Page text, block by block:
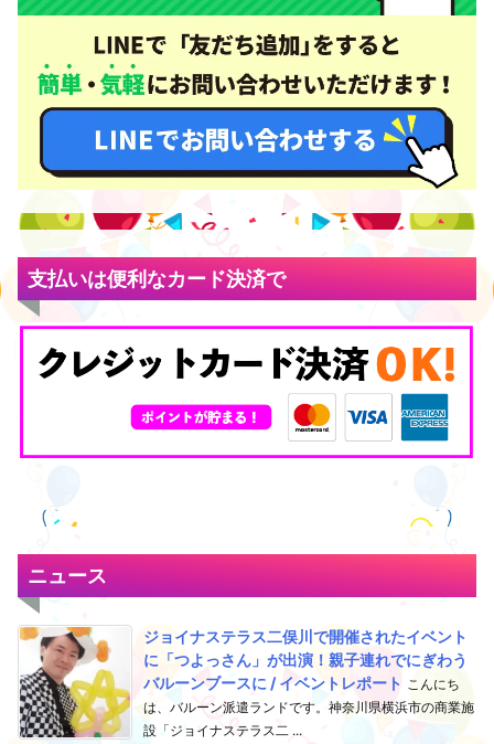
支払いは便利なカード決済で
ニュース
ジョイナステラス二俣川で開催されたイベント
に「つよっさん」が出演！親子連れでにぎわう
バルーンブースに / イベントレポート こんにち
は、バルーン派遣ランドです。神奈川県横浜市の商業施
設「ジョイナステラス二 ...